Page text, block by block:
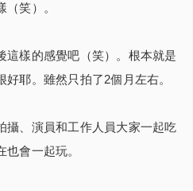
笑）。
這樣的感覺吧（笑）。根本就是
耶。雖然只拍了2個月左右。
攝、演員和工作人員大家一起吃
會一起玩。